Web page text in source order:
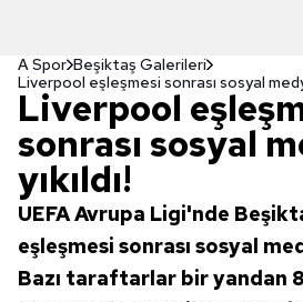
A Spor Beşiktaş Galerileri
Liverpool eşleşmesi sonrası sosyal
Liverpool
sonrası sosyal
yıkıldı!
UEFA Avrupa Ligi'nde
eşleşmesi sonrası sosyal
Bazı taraftarlar bir yandan